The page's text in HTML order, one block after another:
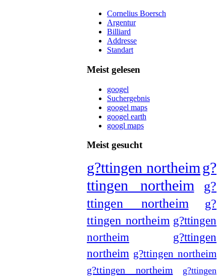
Cornelius Boersch
Argentur
Billiard
Addresse
Standart
Meist gelesen
googel
Suchergebnis
googel maps
googel earth
googl maps
Meist gesucht
g?ttingen northeimg?
ttingen northeim
g?
ttingen northeim
g?
ttingen northeim g?ttingen
northeim
g?ttingen
northeim g?ttingen northeim
g?ttingen northeim g?ttingen